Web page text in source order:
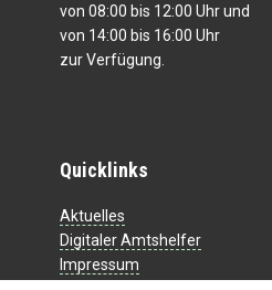
von 08:00 bis 12:00 Uhr und
von 14:00 bis 16:00 Uhr
zur Verfügung.
Quicklinks
Aktuelles
Digitaler Amtshelfer
Impressum